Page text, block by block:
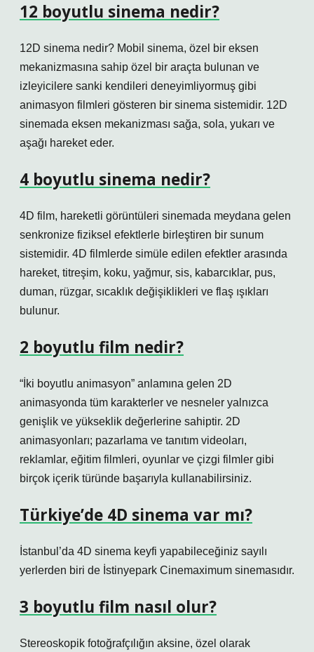
12 boyutlu sinema nedir?
12D sinema nedir? Mobil sinema, özel bir eksen
mekanizmasına sahip özel bir araçta bulunan ve
izleyicilere sanki kendileri deneyimliyormuş gibi
animasyon filmleri gösteren bir sinema sistemidir. 12D
sinemada eksen mekanizması sağa, sola, yukarı ve
aşağı hareket eder.
4 boyutlu sinema nedir?
4D film, hareketli görüntüleri sinemada meydana gelen
senkronize fiziksel efektlerle birleştiren bir sunum
sistemidir. 4D filmlerde simüle edilen efektler arasında
hareket, titreşim, koku, yağmur, sis, kabarcıklar, pus,
duman, rüzgar, sıcaklık değişiklikleri ve flaş ışıkları
bulunur.
2 boyutlu film nedir?
“İki boyutlu animasyon” anlamına gelen 2D
animasyonda tüm karakterler ve nesneler yalnızca
genişlik ve yükseklik değerlerine sahiptir. 2D
animasyonları; pazarlama ve tanıtım videoları,
reklamlar, eğitim filmleri, oyunlar ve çizgi filmler gibi
birçok içerik türünde başarıyla kullanabilirsiniz.
Türkiye’de 4D sinema var mı?
İstanbul’da 4D sinema keyfi yapabileceğiniz sayılı
yerlerden biri de İstinyepark Cinemaximum sinemasıdır.
3 boyutlu film nasıl olur?
Stereoskopik fotoğrafçılığın aksine, özel olarak